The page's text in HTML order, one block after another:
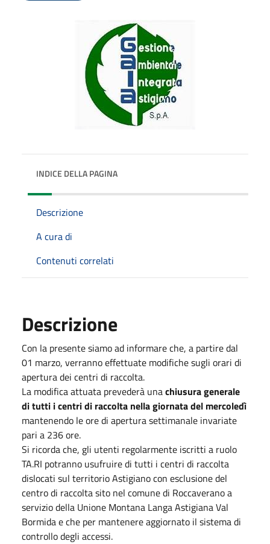
INDICE DELLA PAGINA
Descrizione
A cura di
Contenuti correlati
Descrizione
Con la presente siamo ad informare che, a partire dal
01 marzo, verranno effettuate modifiche sugli orari di
apertura dei centri di raccolta.
La modifica attuata prevederà unachiusura generale
di tutti i centri di raccolta nella giornata del mercoledì
mantenendo le ore di apertura settimanale invariate
pari a 236 ore.
Si ricorda che, gli utenti regolarmente iscritti a ruolo
TA.RI potranno usufruire di tutti i centri di raccolta
dislocati sul territorio Astigiano con esclusione del
centro di raccolta sito nel comune di Roccaverano a
servizio della Unione Montana Langa Astigiana Val
Bormida e che per mantenere aggiornato il sistema di
controllo degli accessi.